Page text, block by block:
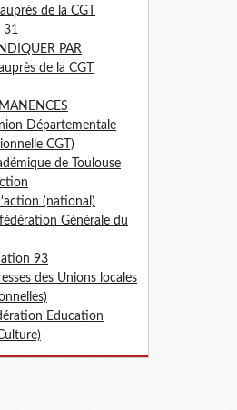
de la CGT
31
PAR
de la CGT
Départementale
CGT)
de Toulouse
(national)
Générale du
93
des Unions locales
Education